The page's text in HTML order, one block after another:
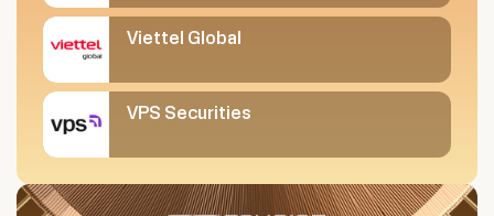
Viettel Global
VPS Securities